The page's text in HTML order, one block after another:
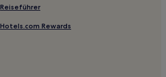
Reiseführer
Hotels.com Rewards